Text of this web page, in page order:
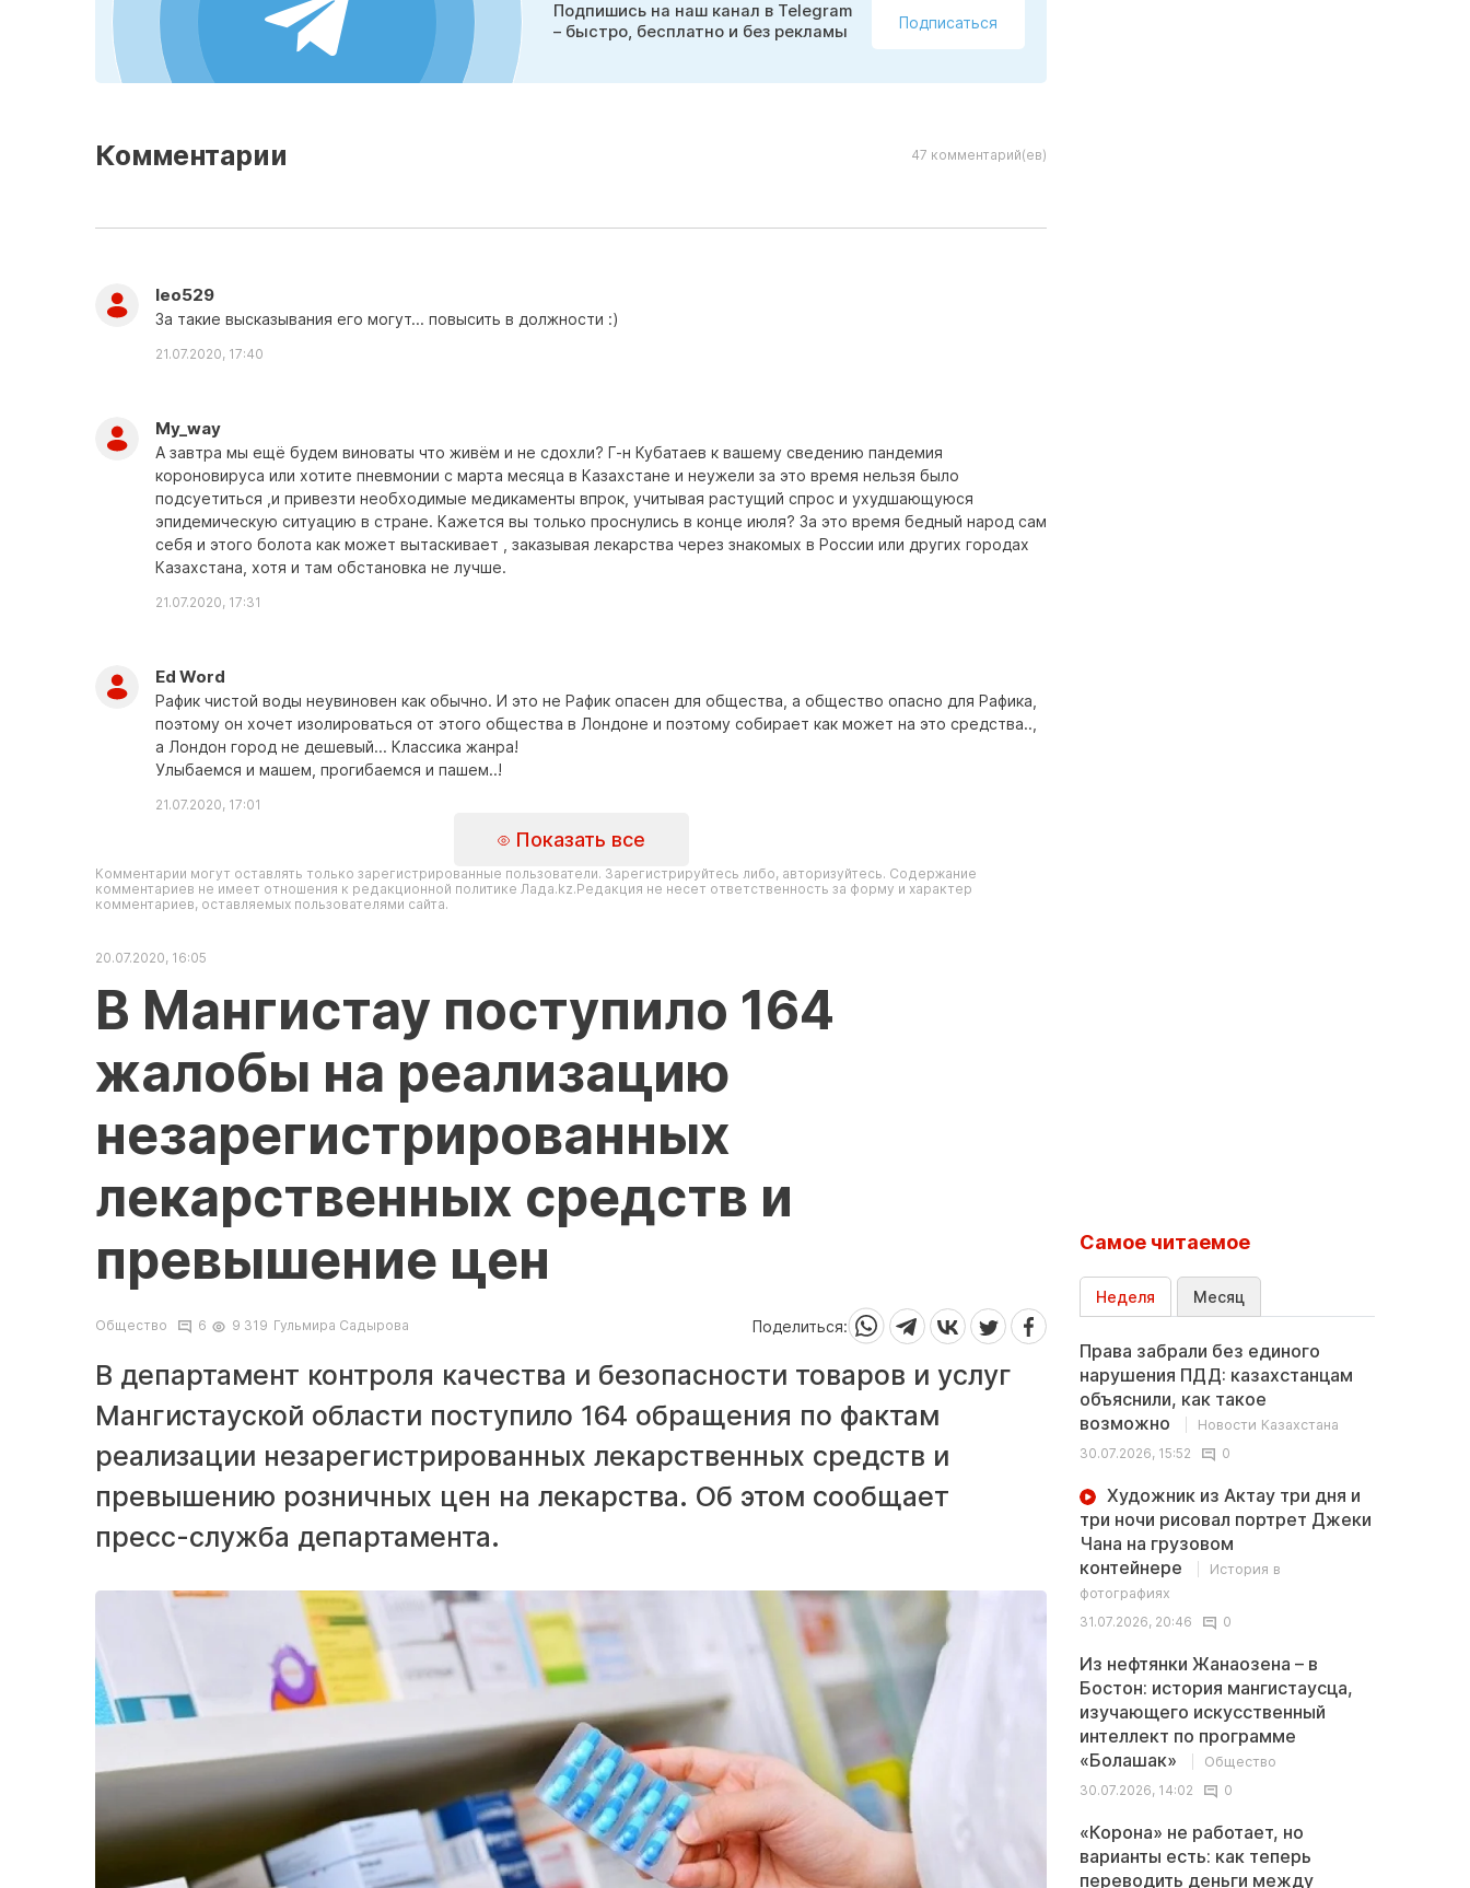
Подпишись на наш канал в Telegram
– быстро, бесплатно и без рекламы
Подписаться
Комментарии 47 комментарий(ев)
leo529
За такие высказывания его могут... повысить в должности :)
21.07.2020, 17:40
My_way
А завтра мы ещё будем виноваты что живём и не сдохли? Г-н Кубатаев к вашему сведению пандемия
короновируса или хотите пневмонии с марта месяца в Казахстане и неужели за это время нельзя было
подсуетиться ,и привезти необходимые медикаменты впрок, учитывая растущий спрос и ухудшающуюся
эпидемическую ситуацию в стране. Кажется вы только проснулись в конце июля? За это время бедный народ сам
себя и этого болота как может вытаскивает , заказывая лекарства через знакомых в России или других городах
Казахстана, хотя и там обстановка не лучше.
21.07.2020, 17:31
Ed Word
Рафик чистой воды неувиновен как обычно. И это не Рафик опасен для общества, а общество опасно для Рафика,
поэтому он хочет изолироваться от этого общества в Лондоне и поэтому собирает как может на это средства..,
а Лондон город не дешевый... Классика жанра!
Улыбаемся и машем, прогибаемся и пашем..!
21.07.2020, 17:01
Показать все
Комментарии могут оставлять только зарегистрированные пользователи. Зарегистрируйтесь либо, авторизуйтесь. Содержание
комментариев не имеет отношения к редакционной политике Лада.kz.Редакция не несет ответственность за форму и характер
комментариев, оставляемых пользователями сайта.
20.07.2020, 16:05
В Мангистау поступило 164
жалобы на реализацию
незарегистрированных
лекарственных средств и
превышение цен
Общество 6 9 319 Гульмира Садырова Поделиться:
В департамент контроля качества и безопасности товаров и услуг
Мангистауской области поступило 164 обращения по фактам
реализации незарегистрированных лекарственных средств и
превышению розничных цен на лекарства. Об этом сообщает
пресс-служба департамента.
Самое читаемое
Неделя Месяц
Права забрали без единого
нарушения ПДД: казахстанцам
объяснили, как такое
возможно
Новости Казахстана
30.07.2026, 15:52
0
Художник из Актау три дня и
три ночи рисовал портрет Джеки
Чана на грузовом
контейнере
История в
фотографиях
31.07.2026, 20:46
0
Из нефтянки Жанаозена – в
Бостон: история мангистаусца,
изучающего искусственный
интеллект по программе
«Болашак»
Общество
30.07.2026, 14:02
0
«Корона» не работает, но
варианты есть: как теперь
переводить деньги между